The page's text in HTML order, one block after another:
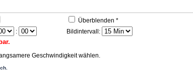
Überblenden *
: Bildintervall:
Geschwindigkeit wählen.